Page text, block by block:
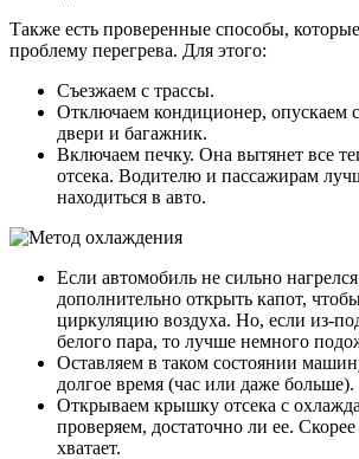
Также есть проверенные способы,
проблему перегрева. Для этого:
Съезжаем с трассы.
Отключаем кондиционер, опускаем
двери и багажник.
Включаем печку. Она вытянет все
отсека. Водителю и пассажирам
находиться в авто.
Если автомобиль не сильно
дополнительно открыть капот,
циркуляцию воздуха. Но, если из-
белого пара, то лучше немного
Оставляем в таком состоянии
долгое время (час или даже больше).
Открываем крышку отсека с
проверяем, достаточно ли ее.
хватает.